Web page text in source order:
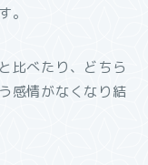
。
比べたり、どちら
感情がなくなり結